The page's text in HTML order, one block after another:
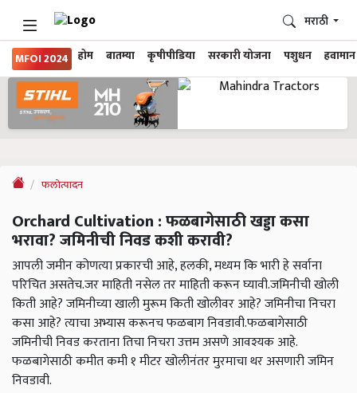
MFOI 2024 होम बातम्या कृषीपीडिया सरकारी योजना पशुधन हवामान
मराठी
फलोत्पादन
Orchard Cultivation : फळबागेसाठी खड्डा कसा
भरावा? जमिनीची निवड कशी करावी?
आपली जमीन कोणत्या प्रकारची आहे, हलकी, मध्यम कि भारी हे सर्वाना
परिचित असतेच.जर माहिती नसेल तर माहिती करून घ्यावी.जमिनीची खोली
किती आहे? जमिनीच्या खाली मुरूम किती खोलीवर आहे? जमिनीचा निचरा
कसा आहे? त्याचा अभ्यास करूनच फळबाग निवडावी.फळबागेसाठी
जमिनीची निवड करताना तिचा निचरा उत्तम असणे आवश्यक आहे.
फळबागेसाठी कमीत कमी १ मीटर खोलीनंतर मुरमाचा थर असणारी जमिन
निवडावी.